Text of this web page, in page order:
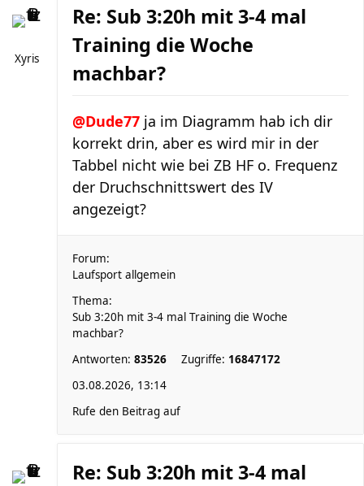
Xyris
Re: Sub 3:20h mit 3-4 mal
Training die Woche
machbar?
@Dude77 ja im Diagramm hab ich dir
korrekt drin, aber es wird mir in der
Tabbel nicht wie bei ZB HF o. Frequenz
der Druchschnittswert des IV
angezeigt?
Forum:
Laufsport allgemein
Thema:
Sub 3:20h mit 3-4 mal Training die Woche
machbar?
Antworten: 83526 Zugriffe: 16847172
03.08.2026, 13:14
Rufe den Beitrag auf
Re: Sub 3:20h mit 3-4 mal